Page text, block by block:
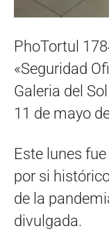
PhoTortul
«Seguridad
Galeria del
11 de mayo
Este lunes
por si
de la
divulgada.